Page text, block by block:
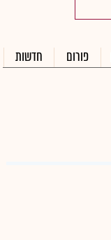
פורום חדשות